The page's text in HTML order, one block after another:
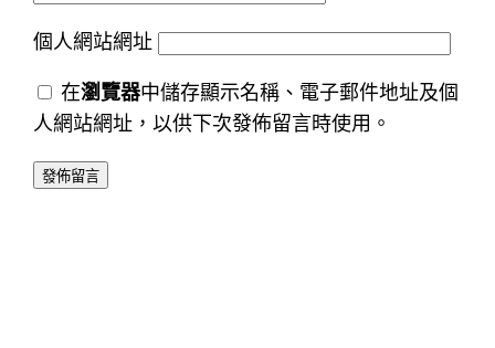
個人網站網址
在瀏覽器中儲存顯示名稱、電子郵件地址及個
人網站網址，以供下次發佈留言時使用。